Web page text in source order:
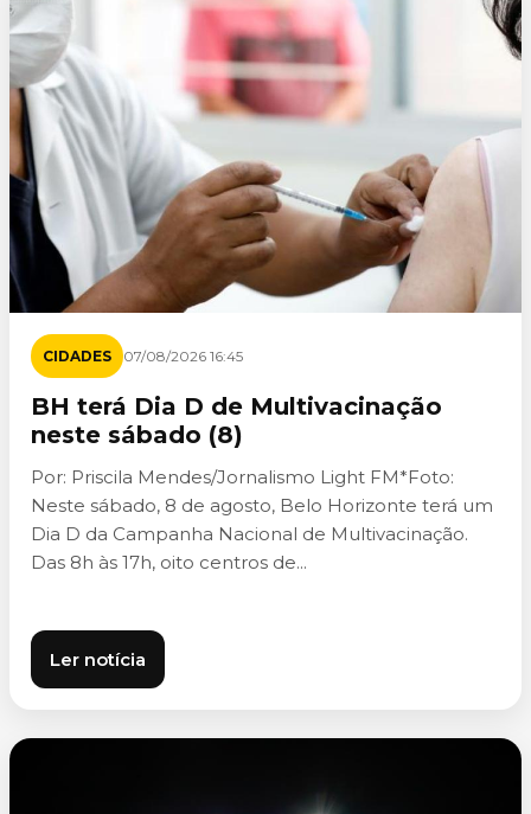
CIDADES 07/08/2026 16:45
BH terá Dia D de Multivacinação
neste sábado (8)
Por: Priscila Mendes/Jornalismo Light FM*Foto:
Neste sábado, 8 de agosto, Belo Horizonte terá um
Dia D da Campanha Nacional de Multivacinação.
Das 8h às 17h, oito centros de...
Ler notícia